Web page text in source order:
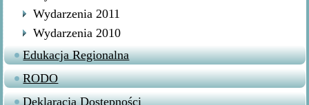
Wydarzenia 2011
Wydarzenia 2010
Edukacja Regionalna
RODO
Deklaracja Dostępności